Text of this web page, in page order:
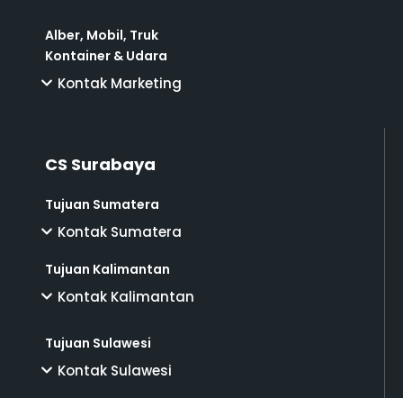
Alber, Mobil, Truk
Kontainer & Udara
Kontak Marketing
CS Surabaya
Tujuan Sumatera
Kontak Sumatera
Tujuan Kalimantan
Kontak Kalimantan
Tujuan Sulawesi
Kontak Sulawesi